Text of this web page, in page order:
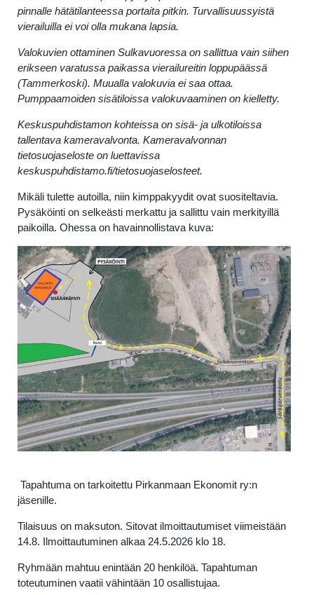
pinnalle hätätilanteessa portaita pitkin. Turvallisuussyistä
vierailuilla ei voi olla mukana lapsia.
Valokuvien ottaminen Sulkavuoressa on sallittua vain siihen
erikseen varatussa paikassa vierailureitin loppupäässä
(Tammerkoski). Muualla valokuvia ei saa ottaa.
Pumppaamoiden sisätiloissa valokuvaaminen on kielletty.
Keskuspuhdistamon kohteissa on sisä- ja ulkotiloissa
tallentava kameravalvonta. Kameravalvonnan
tietosuojaseloste on luettavissa
keskuspuhdistamo.fi/tietosuojaselosteet.
Mikäli tulette autoilla, niin kimppakyydit ovat suositeltavia.
Pysäköinti on selkeästi merkattu ja sallittu vain merkityillä
paikoilla. Ohessa on havainnollistava kuva:
Tapahtuma on tarkoitettu Pirkanmaan Ekonomit ry:n
jäsenille.
Tilaisuus on maksuton. Sitovat ilmoittautumiset viimeistään
14.8. Ilmoittautuminen alkaa 24.5.2026 klo 18.
Ryhmään mahtuu enintään 20 henkilöä. Tapahtuman
toteutuminen vaatii vähintään 10 osallistujaa.